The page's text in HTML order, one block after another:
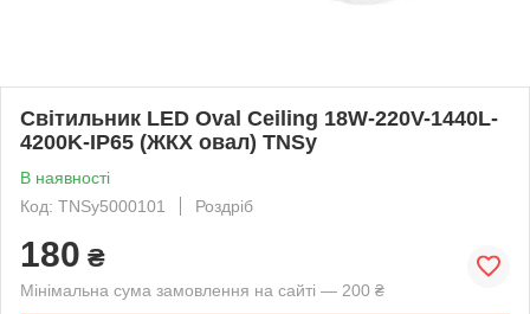
Світильник LED Oval Ceiling 18W-220V-1440L-
4200K-IP65 (ЖКХ овал) TNSy
В наявності
Код: TNSy5000101
Роздріб
180 ₴
Мінімальна сума замовлення на сайті — 200 ₴